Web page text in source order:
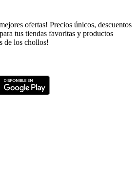
ofertas! Precios únicos, descuentos
tus tiendas favoritas y productos
de los chollos!